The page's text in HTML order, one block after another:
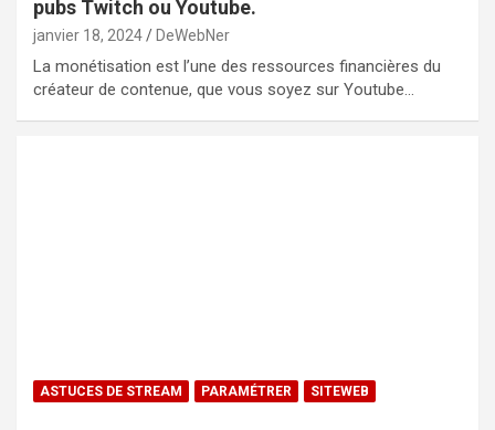
pubs Twitch ou Youtube.
janvier 18, 2024 DeWebNer
La monétisation est l’une des ressources financières du
créateur de contenue, que vous soyez sur Youtube…
ASTUCES DE STREAM PARAMÉTRER SITEWEB